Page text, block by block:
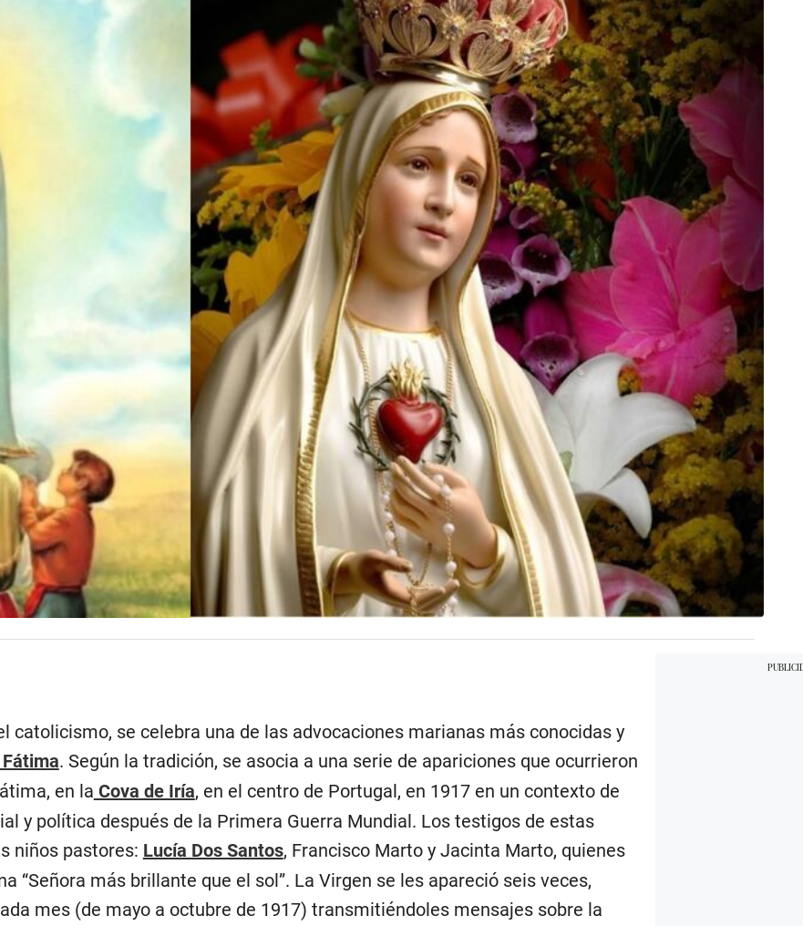
catolicismo, se celebra una de las advocaciones marianas más conocidas y
. Según la tradición, se asocia a una serie de apariciones que ocurrieron
en la Cova de Iría, en el centro de Portugal, en 1917 en un contexto de
y política después de la Primera Guerra Mundial. Los testigos de estas
niños pastores: Lucía Dos Santos, Francisco Marto y Jacinta Marto, quienes
“Señora más brillante que el sol”. La Virgen se les apareció seis veces,
mes (de mayo a octubre de 1917) transmitiéndoles mensajes sobre la